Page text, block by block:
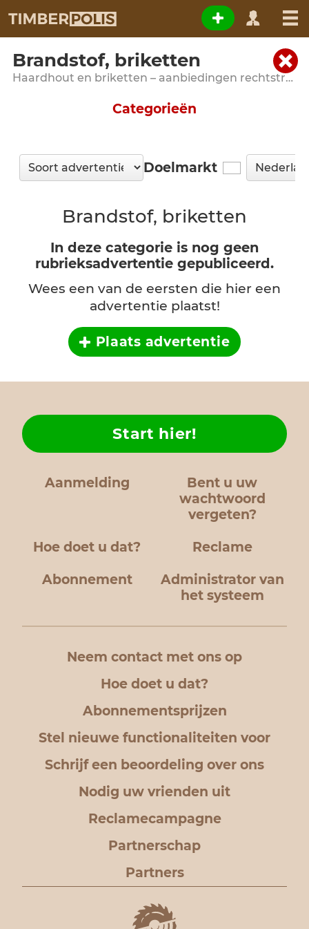
Brandstof, briketten
Haardhout en briketten – aanbiedingen rechtstreeks van producenten
Categorieën
Doelmarkt
Brandstof, briketten
In deze categorie is nog geen
rubrieksadvertentie gepubliceerd.
Wees een van de eersten die hier een
advertentie plaatst!
Plaats advertentie
Aanmelding
Bent u uw
wachtwoord
vergeten?
Hoe doet u dat?
Start hier!
Reclame
Abonnement
Administrator van
het systeem
Neem contact met ons op
Hoe doet u dat?
Abonnementsprijzen
Stel nieuwe functionaliteiten voor
Schrijf een beoordeling over ons
Nodig uw vrienden uit
Reclamecampagne
Partnerschap
Partners